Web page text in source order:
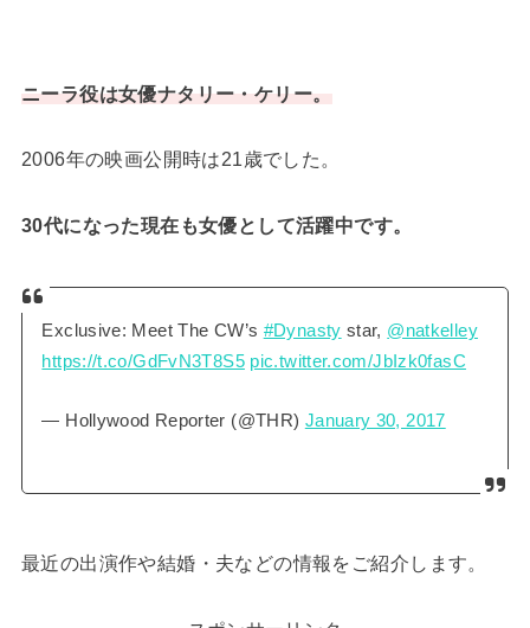
ニーラ役は女優ナタリー・ケリー。
2006年の映画公開時は21歳でした。
30代になった現在も女優として活躍中です。
Exclusive: Meet The CW’s #Dynasty star, @natkelley
https://t.co/GdFvN3T8S5 pic.twitter.com/JbIzk0fasC
— Hollywood Reporter (@THR) January 30, 2017
最近の出演作や結婚・夫などの情報をご紹介します。